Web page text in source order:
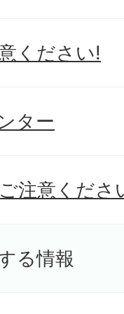
ください!
ター
注意くださ
る情報